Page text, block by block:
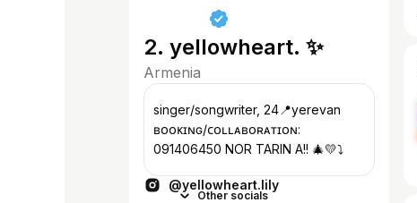
2. yellowheart. ✨
Armenia
singer/songwriter, 24📍yerevan
ʙᴏᴏᴋɪɴɢ/ᴄᴏʟʟᴀʙᴏʀᴀᴛɪᴏɴ:
091406450 NOR TARIN A!! 🎄💛⤵️
@yellowheart.lily
Other socials